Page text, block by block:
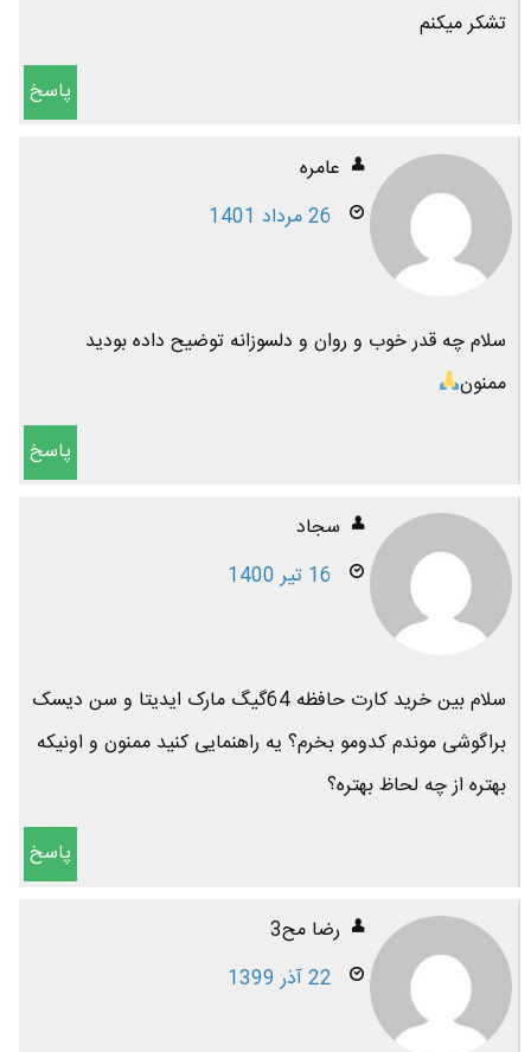
تشکر میکنم
پاسخ
عامره
26 مرداد 1401
سلام چه قدر خوب و روان و دلسوزانه توضیح داده بودید
ممنون
پاسخ
سجاد
16 تیر 1400
سلام بین خرید کارت حافظه 64گیگ مارک ایدیتا و سن دیسک
براگوشی موندم کدومو بخرم؟ یه راهنمایی کنید ممنون و اونیکه
بهتره از چه لحاظ بهتره؟
پاسخ
رضا مح3
22 آذر 1399